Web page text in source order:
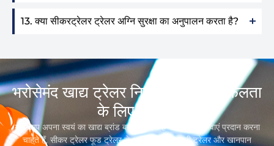
13. क्या सीकरट्रेलर ट्रेलर अग्नि सुरक्षा का अनुपालन करता है?
भरोसेमंद खाद्य ट्रेलर निर्माता, आपकी सफलता
के लिए समर्पित
यदि आप अपना स्वयं का खाद्य ब्रांड बनाना चाहते हैं या खानपान सेवाएं प्रदान करना
चाहते हैं, सीकर ट्रेलर फूड ट्रेलर से आगे न जाएं,रियायती ट्रेलर और खानपान